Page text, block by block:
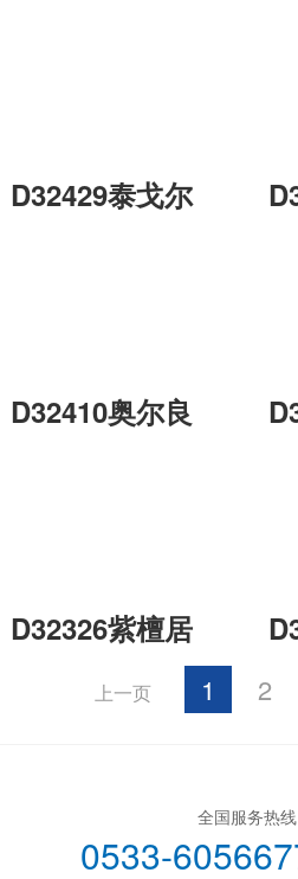
D32429泰戈尔
D32410奥尔良
D32326紫檀居
上一页 1 2
全国服务热线
0533-